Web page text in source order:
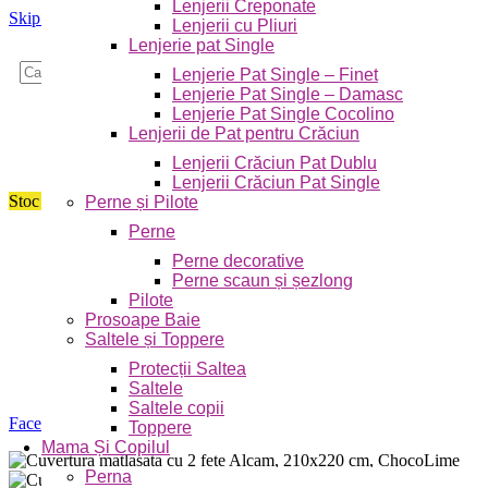
Skip to navigation Skip to main content
Caută
Lenjerii Creponate
Lenjerii cu Pliuri
Lenjerie pat Single
Lenjerie Pat Single – Finet
Lenjerie Pat Single – Damasc
Lenjerie Pat Single Cocolino
Lenjerii de Pat pentru Crăciun
Lenjerii Crăciun Pat Dublu
Lenjerii Crăciun Pat Single
Perne și Pilote
Perne
Perne decorative
Perne scaun și șezlong
Pilote
Prosoape Baie
Saltele și Toppere
Protecții Saltea
Saltele
Saltele copii
Toppere
Mama Și Copilul
Perna
Stoc epuizat
Faceți click pentru a mări